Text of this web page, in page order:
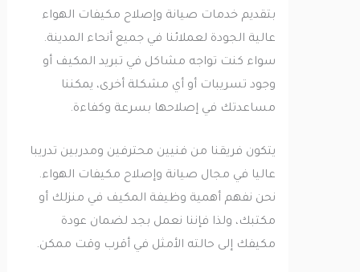
بتقديم خدمات صيانة وإصلاح مكيفات الهواء
عالية الجودة لعملائنا في جميع أنحاء المدينة.
سواء كنت تواجه مشاكل في تبريد المكيف أو
وجود تسريبات أو أي مشكلة أخرى، يمكننا
مساعدتك في إصلاحها بسرعة وكفاءة.
يتكون فريقنا من فنيين محترفين ومدربين تدريبا
عاليا في مجال صيانة وإصلاح مكيفات الهواء.
نحن نفهم أهمية وظيفة المكيف في منزلك أو
مكتبك، ولذا فإننا نعمل بجد لضمان عودة
مكيفك إلى حالته الأمثل في أقرب وقت ممكن.